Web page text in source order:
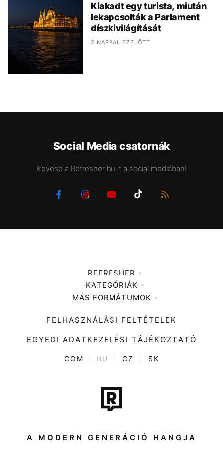
Kiakadt egy turista, miután
lekapcsolták a Parlament
díszkivilágítását
2 NAPPAL EZELŐTT
Social Media csatornák
Kövesd a Refresher.hu-t a social mediában!
REFRESHER
Médiaajánlat
KATEGÓRIÁK
Zene
Divat
Kultúra
ENTR
Tech-Tudomány
Sport
Társadalom
MÁS FORMÁTUMOK
FELHASZNÁLÁSI FELTÉTELEK
EGYEDI ADATKEZELÉSI TÁJÉKOZTATÓ
COM HU CZ SK
A MODERN GENERÁCIÓ HANGJA